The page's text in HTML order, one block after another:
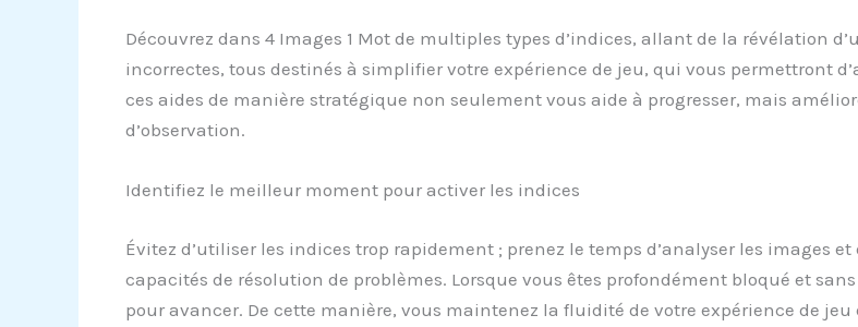
Découvrez dans 4 Images 1 Mot de multiples types d’indices, allant de la révélation
incorrectes, tous destinés à simplifier votre expérience de jeu, qui vous permettront
ces aides de manière stratégique non seulement vous aide à progresser, mais
d’observation.
Identifiez le meilleur moment pour activer les indices
Évitez d’utiliser les indices trop rapidement ; prenez le temps d’analyser les images
capacités de résolution de problèmes. Lorsque vous êtes profondément bloqué et
pour avancer. De cette manière, vous maintenez la fluidité de votre expérience de